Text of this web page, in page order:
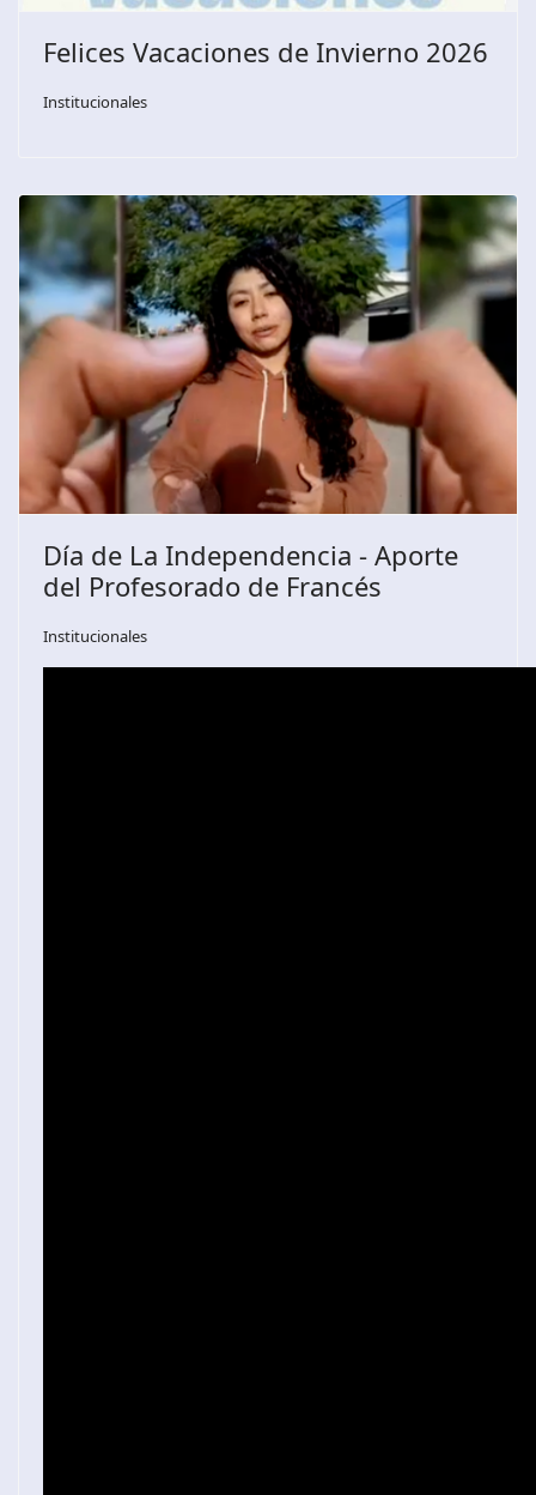
Felices Vacaciones de Invierno 2026
Institucionales
Día de La Independencia - Aporte
del Profesorado de Francés
Institucionales